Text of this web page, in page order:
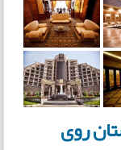
روی